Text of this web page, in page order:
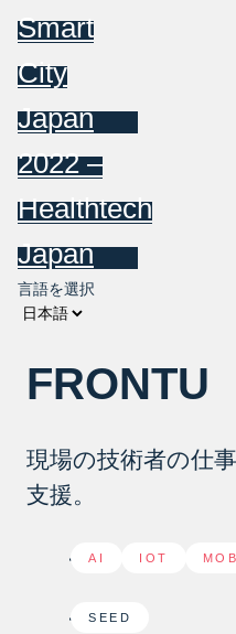
Smart
City
Japan
2022 –
Healthtech
Japan
言語を選択
FRONTU
現場の技術者の仕
支援。
AI IOT
SEED